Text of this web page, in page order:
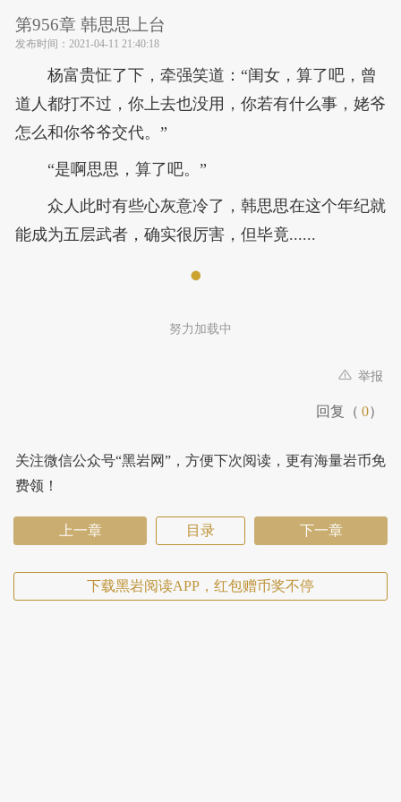
第956章 韩思思上台
发布时间： 2021-04-11 21:40:18
杨富贵怔了下，牵强笑道：“闺女，算了吧，曾
道人都打不过，你上去也没用，你若有什么事，姥爷
怎么和你爷爷交代。”
“是啊思思，算了吧。”
众人此时有些心灰意冷了，韩思思在这个年纪就
能成为五层武者，确实很厉害，但毕竟......
努力加载中
举报
回复（ 0）
关注微信公众号“黑岩网”，方便下次阅读，更有海量岩币免
费领！
上一章 目录 下一章
下载黑岩阅读APP，红包赠币奖不停